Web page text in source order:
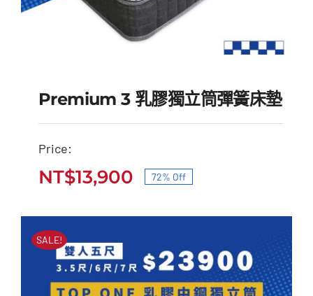
Premium 3 乳膠獨立筒
價
格：
NT$49,900。
價
格：
NT$13,900。
Premium 3 乳膠獨立筒彈簧床墊
Price:
原
始
格：
NT$13,900
目
前
格：
72% Off
SALE!